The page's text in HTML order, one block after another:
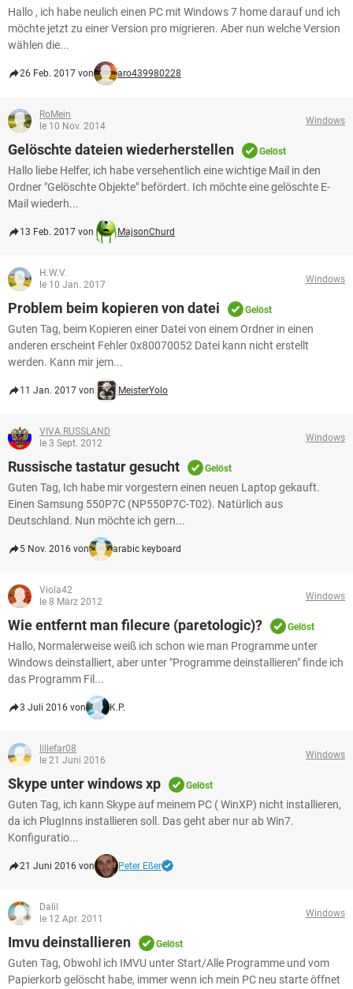
Hallo , ich habe neulich einen PC mit Windows 7 home darauf und ich
möchte jetzt zu einer Version pro migrieren. Aber nun welche Version
wählen die...
26 Feb. 2017 von aro439980228
RoMein
le 10 Nov. 2014
Windows
Gelöschte dateien wiederherstellen Gelöst
Hallo liebe Helfer, ich habe versehentlich eine wichtige Mail in den
Ordner "Gelöschte Objekte" befördert. Ich möchte eine gelöschte E-
Mail wiederh...
13 Feb. 2017 von MajsonChurd
H.W.V.
le 10 Jan. 2017
Windows
Problem beim kopieren von datei Gelöst
Guten Tag, beim Kopieren einer Datei von einem Ordner in einen
anderen erscheint Fehler 0x80070052 Datei kann nicht erstellt
werden. Kann mir jem...
11 Jan. 2017 von MeisterYolo
VIVA.RUSSLAND
le 3 Sept. 2012
Windows
Russische tastatur gesucht Gelöst
Guten Tag, Ich habe mir vorgestern einen neuen Laptop gekauft.
Einen Samsung 550P7C (NP550P7C-T02). Natürlich aus
Deutschland. Nun möchte ich gern...
5 Nov. 2016 von arabic keyboard
Viola42
le 8 März 2012
Windows
Wie entfernt man filecure (paretologic)? Gelöst
Hallo, Normalerweise weiß ich schon wie man Programme unter
Windows deinstalliert, aber unter "Programme deinstallieren" finde ich
das Programm Fil...
3 Juli 2016 von K.P.
lillefar08
le 21 Juni 2016
Windows
Skype unter windows xp Gelöst
Guten Tag, ich kann Skype auf meinem PC ( WinXP) nicht installieren,
da ich PlugInns installieren soll. Das geht aber nur ab Win7.
Konfiguratio...
21 Juni 2016 von Peter Eßer
Dalil
le 12 Apr. 2011
Windows
Imvu deinstallieren Gelöst
Guten Tag, Obwohl ich IMVU unter Start/Alle Programme und vom
Papierkorb gelöscht habe, immer wenn ich mein PC neu starte öffnet